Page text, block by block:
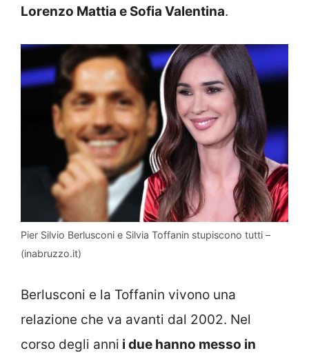
Lorenzo Mattia e Sofia Valentina.
Pier Silvio Berlusconi e Silvia Toffanin stupiscono tutti –
(inabruzzo.it)
Berlusconi e la Toffanin vivono una
relazione che va avanti dal 2002. Nel
corso degli anni i due hanno messo in